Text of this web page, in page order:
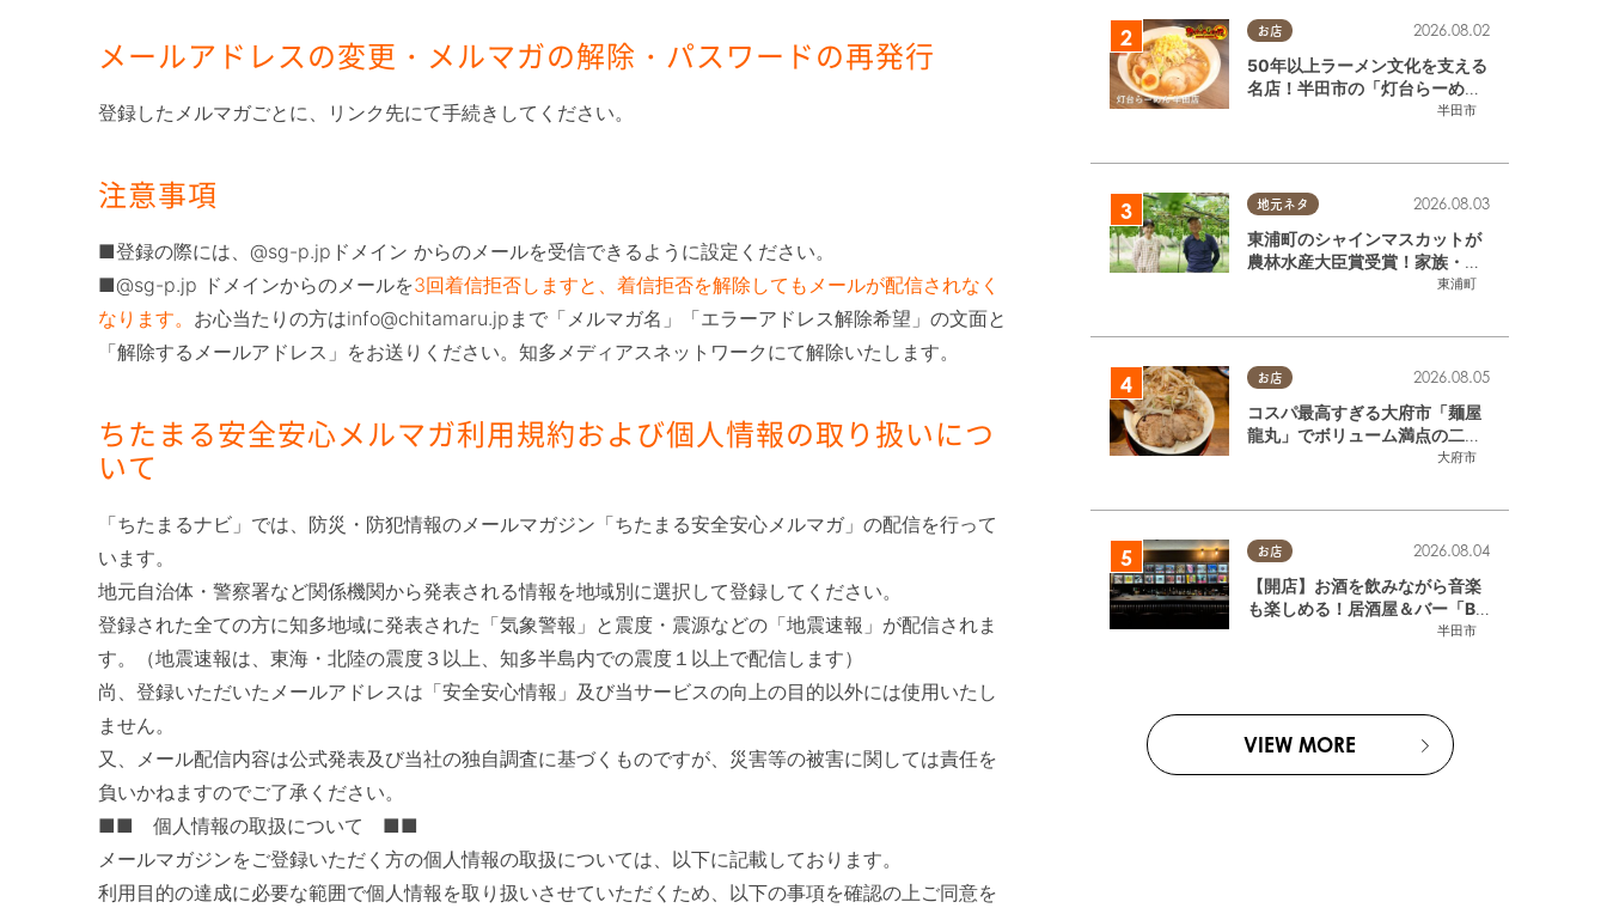
メールアドレスの変更・メルマガの解除・パスワードの再発行
登録したメルマガごとに、リンク先にて手続きしてください。
注意事項
■登録の際には、@sg-p.jpドメイン からのメールを受信できるように設定ください。
■@sg-p.jp ドメインからのメールを3回着信拒否しますと、着信拒否を解除してもメールが配信されなく
なります。 お心当たりの方はinfo@chitamaru.jpまで「メルマガ名」「エラーアドレス解除希望」の文面と
「解除するメールアドレス」をお送りください。知多メディアスネットワークにて解除いたします。
ちたまる安全安心メルマガ利用規約および個人情報の取り扱いにつ
いて
「ちたまるナビ」では、防災・防犯情報のメールマガジン「ちたまる安全安心メルマガ」の配信を行って
います。
地元自治体・警察署など関係機関から発表される情報を地域別に選択して登録してください。
登録された全ての方に知多地域に発表された「気象警報」と震度・震源などの「地震速報」が配信されま
す。（地震速報は、東海・北陸の震度３以上、知多半島内での震度１以上で配信します）
尚、登録いただいたメールアドレスは「安全安心情報」及び当サービスの向上の目的以外には使用いたし
ません。
又、メール配信内容は公式発表及び当社の独自調査に基づくものですが、災害等の被害に関しては責任を
負いかねますのでご了承ください。
■■ 個人情報の取扱について ■■
メールマガジンをご登録いただく方の個人情報の取扱については、以下に記載しております。
利用目的の達成に必要な範囲で個人情報を取り扱いさせていただくため、以下の事項を確認の上ご同意を
お店
半田市
2026.08.02
50年以上ラーメン文化を支える
名店！半田市の「灯台らーめん
半田店」へ【熱血ラーメン伝 8
地元ネタ
東浦町
2026.08.03
東浦町のシャインマスカットが
農林水産大臣賞受賞！家族・仲
間と歩んだ「水野農園」ブドウ
お店
大府市
2026.08.05
コスパ最高すぎる大府市「麺屋
龍丸」でボリューム満点の二郎
系ラーメンを堪能してきた
お店
半田市
2026.08.04
【開店】お酒を飲みながら音楽
も楽しめる！居酒屋＆バー「BL
OOMY（ブルーミー）」が7/3
VIEW MORE